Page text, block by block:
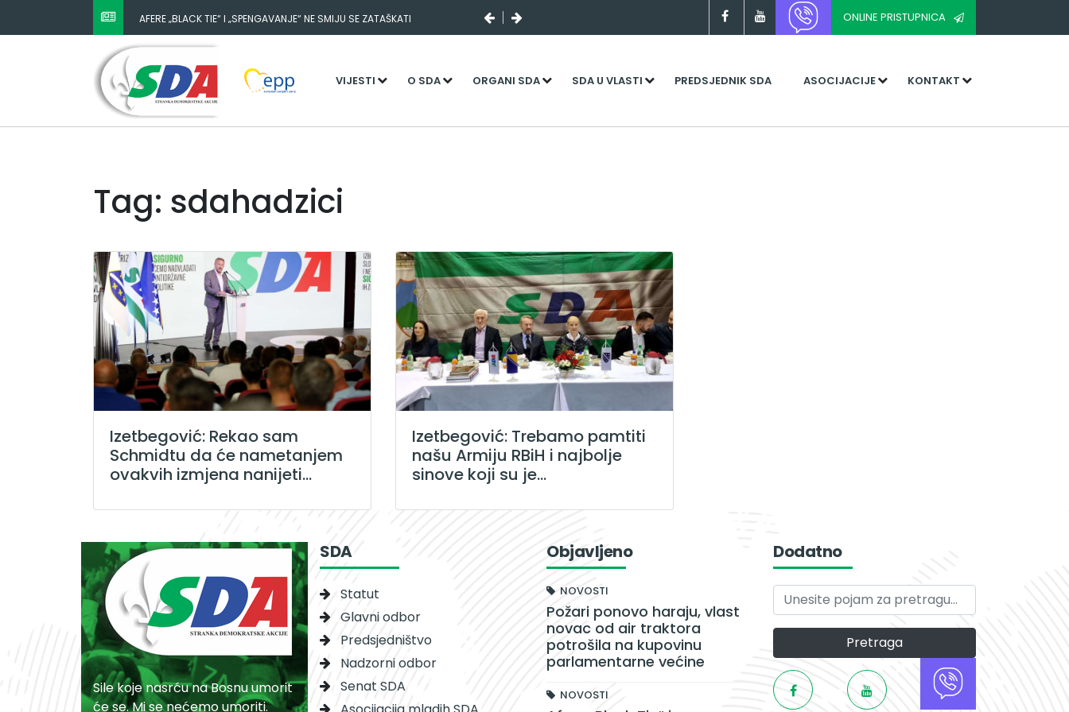
AFERE „BLACK TIE“ I „SPENGAVANJE“ NE SMIJU SE ZATAŠKATI ONLINE PRISTUPNICA
VIJESTI O SDA ORGANI SDA SDA U VLASTI PREDSJEDNIK SDA ASOCIJACIJE KONTAKT
Tag: sdahadzici
Izetbegović: Rekao sam
Schmidtu da će nametanjem
ovakvih izmjena nanijeti...
Izetbegović: Trebamo pamtiti
našu Armiju RBiH i najbolje
sinove koji su je...
Sile koje nasrću na Bosnu umorit
će se. Mi se nećemo umoriti.
SDA
Statut
Glavni odbor
Predsjedništvo
Nadzorni odbor
Senat SDA
Objavljeno
NOVOSTI
Požari ponovo haraju, vlast
novac od air traktora
potrošila na kupovinu
parlamentarne većine
NOVOSTI
Dodatno
Pretraga